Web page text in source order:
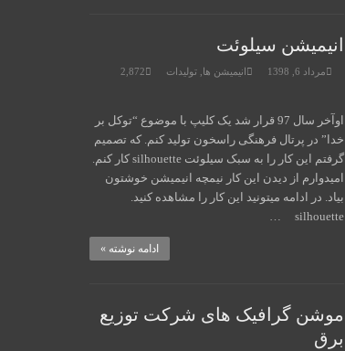
انیمیشن سیلوئت
مرداد 6, 1398 انیمیشن ها تولیدات 2,872
اوآخر سال 97 قرار شد یک کلیپ با موضوع “توکل بر
خدا” در پرتال فرهنگی راسخون تولید کنم. که تصمیم
گرفتم این کار را به سبک سیلوئت silhouette کار کنم.
امیدوارم از دیدن این کار نیمچه انیمیشن خوشتون
بیاد. در ادامه میتونید این کار را مشاهده کنید.
silhouette …
ادامه نوشته »
موشن گرافیک های شرکت توزیع
برق